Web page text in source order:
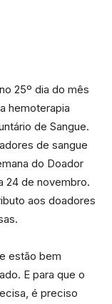
25º dia do mês
hemoterapia
de Sangue.
de sangue
do Doador
24 de novembro.
aos doadores
estão bem
E para que o
é preciso